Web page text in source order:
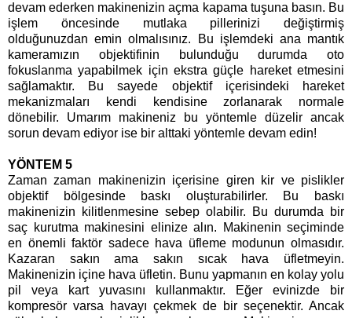
devam ederken makinenizin açma kapama tuşuna basın. Bu
işlem öncesinde mutlaka pillerinizi değiştirmiş
olduğunuzdan emin olmalısınız. Bu işlemdeki ana mantık
kameramızın objektifinin bulunduğu durumda oto
fokuslanma yapabilmek için ekstra güçle hareket etmesini
sağlamaktır. Bu sayede objektif içerisindeki hareket
mekanizmaları kendi kendisine zorlanarak normale
dönebilir. Umarım makineniz bu yöntemle düzelir ancak
sorun devam ediyor ise bir alttaki yöntemle devam edin!
YÖNTEM 5
Zaman zaman makinenizin içerisine giren kir ve pislikler
objektif bölgesinde baskı oluşturabilirler. Bu baskı
makinenizin kilitlenmesine sebep olabilir. Bu durumda bir
saç kurutma makinesini elinize alın. Makinenin seçiminde
en önemli faktör sadece hava üfleme modunun olmasıdır.
Kazaran sakın ama sakın sıcak hava üfletmeyin.
Makinenizin içine hava üfletin. Bunu yapmanın en kolay yolu
pil veya kart yuvasını kullanmaktır. Eğer evinizde bir
kompresör varsa havayı çekmek de bir seçenektir. Ancak